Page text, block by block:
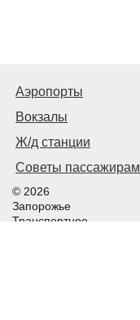
Аэропорты
Вокзалы
Ж/д станции
Советы пассажирам
© 2026
Запорожье
Транспортное
Связаться с нами